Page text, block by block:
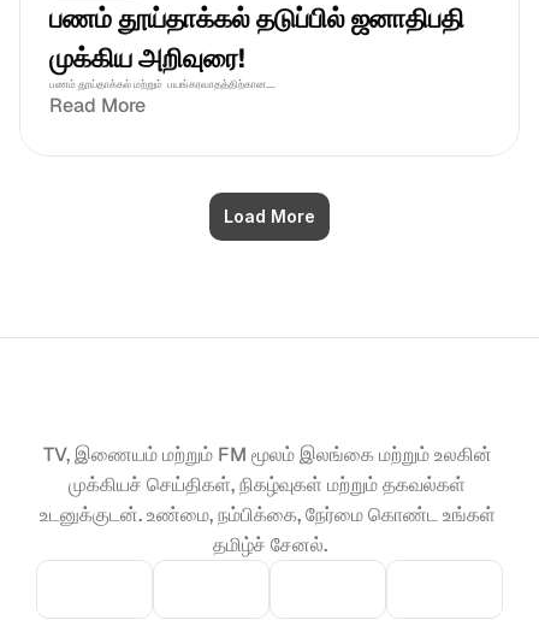
பணம் தூய்தாக்கல் தடுப்பில் ஜனாதிபதி
முக்கிய அறிவுரை!
பணம் தூய்தாக்கல் மற்றும்  பயங்கரவாதத்திற்கான....
Read More
Load More
TV, இணையம் மற்றும் FM மூலம் இலங்கை மற்றும் உலகின்
முக்கியச் செய்திகள், நிகழ்வுகள் மற்றும் தகவல்கள்
உடனுக்குடன். உண்மை, நம்பிக்கை, நேர்மை கொண்ட உங்கள்
தமிழ்ச் சேனல்.